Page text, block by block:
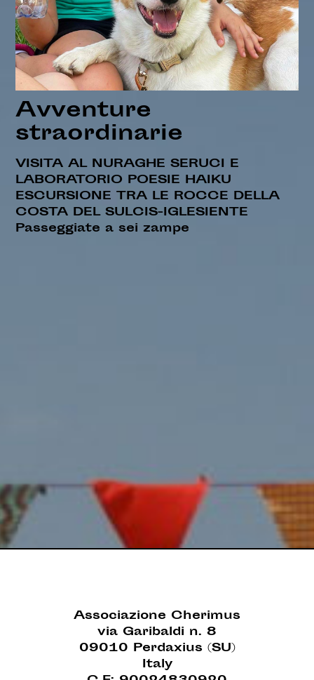
Avventure
straordinarie
VISITA AL NURAGHE SERUCI E
LABORATORIO POESIE HAIKU
ESCURSIONE TRA LE ROCCE DELLA
COSTA DEL SULCIS-IGLESIENTE
Passeggiate a sei zampe
Associazione Cherimus
via Garibaldi n. 8
09010 Perdaxius (SU)
Italy